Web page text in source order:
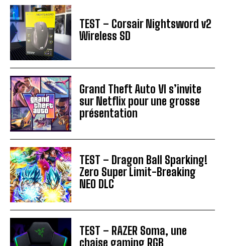
TEST – Corsair Nightsword v2
Wireless SD
Grand Theft Auto VI s’invite
sur Netflix pour une grosse
présentation
TEST – Dragon Ball Sparking!
Zero Super Limit-Breaking
NEO DLC
TEST – RAZER Soma, une
chaise gaming RGB